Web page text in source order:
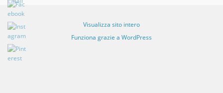
Visualizza sito intero
Funziona grazie a WordPress